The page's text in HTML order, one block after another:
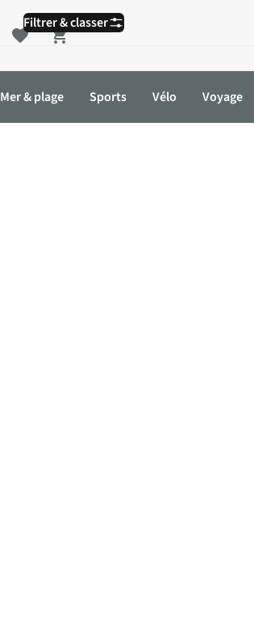
Shopping cart
Mer & plage Sports Vélo Voyage
Filtrer & classer